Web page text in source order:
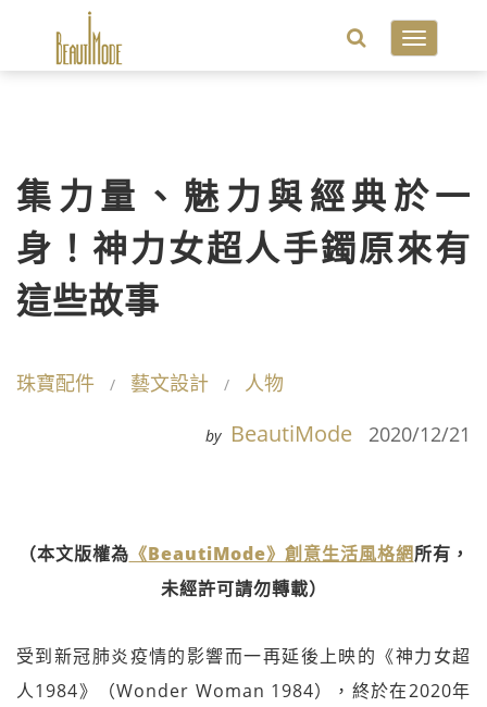
Toggle
集力量、魅力與經典於一
身！神力女超人手鐲原來有
這些故事
珠寶配件 藝文設計 人物
by BeautiMode 2020/12/21
（本文版權為 《BeautiMode》創意生活風格網所有，
未經許可請勿轉載）
受到新冠肺炎疫情的影響而一再延後上映的《神力女超
人1984》（Wonder Woman 1984），終於在2020年